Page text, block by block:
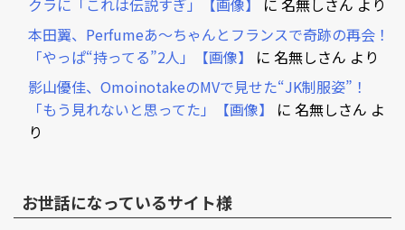
クラに「これは伝説すぎ」【画像】
に 名無しさん より
本田翼、Perfumeあ～ちゃんとフランスで奇跡の再会！
「やっぱ“持ってる”2人」【画像】
に 名無しさん より
影山優佳、OmoinotakeのMVで見せた“JK制服姿”！
「もう見れないと思ってた」【画像】
に 名無しさん よ
り
お世話になっているサイト様